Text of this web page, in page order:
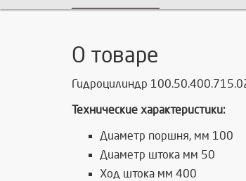
О товаре
Гидроцилиндр
Технические характеристики:
Диаметр поршня, мм 100
Диаметр штока мм 50
Ход штока мм 400